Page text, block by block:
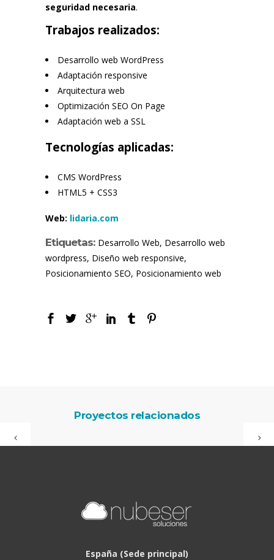
seguridad necesaria.
Trabajos realizados:
Desarrollo web WordPress
Adaptación responsive
Arquitectura web
Optimización SEO On Page
Adaptación web a SSL
Tecnologías aplicadas:
CMS WordPress
HTML5 + CSS3
Web: lidaria.com
Etiquetas: Desarrollo Web, Desarrollo web
wordpress, Diseño web responsive,
Posicionamiento SEO, Posicionamiento web
Proyectos relacionados
España (Sede principal)